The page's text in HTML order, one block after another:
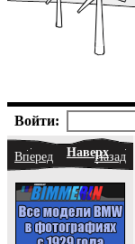
Войти:
Вперед НаверхНазад